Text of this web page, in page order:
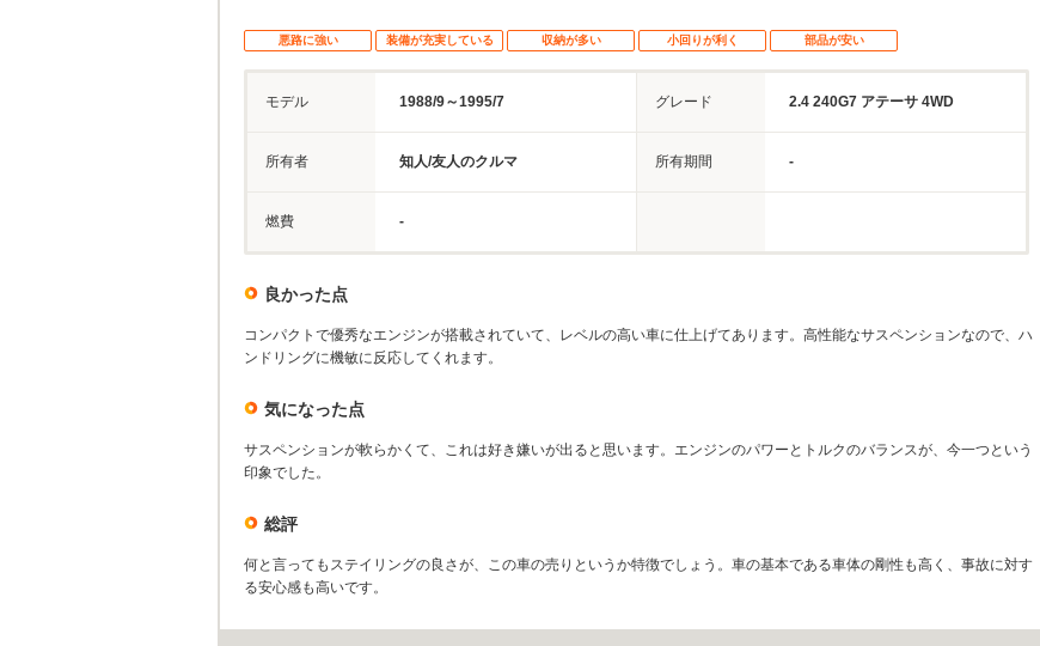
悪路に強い 装備が充実している 収納が多い 小回りが利く 部品が安い
モデル 1988/9～1995/7 グレード 2.4 240G7 アテーサ 4WD
所有者 知人/友人のクルマ 所有期間 -
燃費 -
良かった点
コンパクトで優秀なエンジンが搭載されていて、レベルの高い車に仕上げてあります。高性能なサスペンションなので、ハ
ンドリングに機敏に反応してくれます。
気になった点
サスペンションが軟らかくて、これは好き嫌いが出ると思います。エンジンのパワーとトルクのバランスが、今一つという
印象でした。
総評
何と言ってもステイリングの良さが、この車の売りというか特徴でしょう。車の基本である車体の剛性も高く、事故に対す
る安心感も高いです。